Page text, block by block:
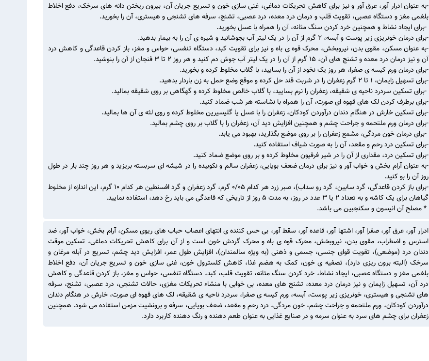
-به عنوان ادرار آور، عرق آور و نیز برای کاهش تحریکات دماغی، غنی سازی خون و تسریع جریان آن، بیرون ریختن دانه های سرخک، دفع اخلاط
بلغمی مغز و دستگاه عصبی، تقویت قلب و درمان درد معده، درد عصبی، تشنج، سرفه های تشنجی و هیستری، آن را بخورید.
-برای ایجاد نشاط و همچنین خرد کردن سنگ مثانه، آن را همراه با عسل بخورید.
-برای درمان خونریزی زیر پوست و آبسه، ۲ گرم از آن را در یک لیتر آب بجوشانید و شیره ی آن را به بیمار بدهید.
-به عنوان مسکن، مقوی بدن، نیروبخش، محرک قوه ی باه و نیز برای تقویت کبد، دستگاه تنفسی، حواس و مغز، باز کردن قاعدگی و کاهش درد
آن و نیز درمان درد معده و تشنج های آن، ۱۵ گرم از آن را در یک لیتر آب جوش دم کنید و هر روز ۲ تا ۳ فنجان از آن را بنوشید.
-برای درمان ورم کیسه ی صفرا، هر روز یک نخود از آن را بسایید، با گلاب مخلوط کرده و بخورید.
-برای تسهیل زایمان، ۱ تا ۲ گرم زعفران را در شربت قند حل کرده و موقع وضع حمل به زن باردار بدهید.
-برای تسکین سردرد ناحیه ی شقیقه، زعفران را نرم بسایید، با گلاب خالص مخلوط کرده و گهگاهی بر روی شقیقه بمالید.
-برای برطرف کردن لک های قهوه ای صورت، آن را همراه با نشاسته هر شب ضماد کنید.
-برای تسکین خارش در هنگام دندان درآوردن کودکان، زعفران را با عسل یا گلیسیرین مخلوط کرده و روی لثه ی آن ها بمالید.
-برای درمان ورم ملتحمه و جراحت چشم و همچنین افزایش دید آن، زعفران را با گلاب بر روی چشم بمالید.
-برای درمان خون مردگی، مشمع زعفران را بر روی موضع بگذارید، بهبود می یابد.
-برای تسکین درد رحم و مقعد، آن را به صورت شیاف استفاده کنید.
-برای تسکین درد، مقداری از آن را در شیر فرفیون مخلوط کرده و بر روی موضع ضماد کنید.
-به عنوان آرام بخش و خواب آور و نیز برای درمان ضعف بویایی، زعفران سالم و نکوبیده را در شیشه ای سربسته بریزید و هر روز چند بار در طول
روز آن را بو کنید.
-برای باز کردن قاعدگی، گرد سابین، گرد رو سداب)، صبر زرد هر کدام ۰/۰۵ گرم، گرد زعفران و گرد افسنطین هر کدام ۱۰ گرم، این اندازه از مخلوط
گیاهان برای یک کاشه و به تعداد ۲ یا ۳ عدد در روز، به مدت ۵ روز از تاریخی که قاعدگی می باید رخ دهد، استفاده نمایید.
* مصلح آن انیسون و سکنجبین می باشد.
ادرار آور، عرق آور، صفرا آور، اشتها آور، قاعده آور، سقط آور، بی حس کننده ی انتهای اعصاب حباب های ریوی مسکن، آرام بخش، خواب آور، ضد
استرس و اضطراب، مقوی بدن، نیروبخش، محرک قوه ی باه و محرک گردش خون است و از آن برای کاهش تحریکات دماغی، تسکین موقت
دندان درد (موضعی)، تقویت قوای جنسی، جسمی و ذهنی (به ویژه سالمندان)، افزایش طول عمر، افزایش دید چشم، تسریع در آبله مرغان و
سرخک (البته برون ریزی دارد)، تصفیه ی خون، کمک به هضم غذا، کاهش کلسترول خون، غنی سازی خون و تسریع جریان آن، دفع اخلاط
بلغمی مغز و دستگاه عصبی، ایجاد نشاط، خرد کردن سنگ مثانه، تقویت قلب، کبد، دستگاه تنفسی، حواس و مغز، باز کردن قاعدگی و کاهش
درد آن، تسهیل زایمان و نیز درمان درد معده، تشنج های معده، بی خوابی با منشاء تحریکات مغزی، حالات تشنجی، درد عصبی، تشنج، سرفه
های تشنجی و هیستری، خونریزی زیر پوست، آبسه، ورم کیسه ی صفرا، سردرد ناحیه ی شقیقه، لک های قهوه ای صورت، خارش در هنگام دندان
درآوردن کودکان، ورم ملتحمه و جراحت چشم، خون مردگی، درد رحم و مقعد، ضعف بویایی، سرفه و برونشیت مزمن استفاده می شود. همچنین
زعفران برای چشم های سرد به عنوان سرمه و در صنایع غذایی به عنوان طعم دهنده و رنگ دهنده کاربرد دارد.